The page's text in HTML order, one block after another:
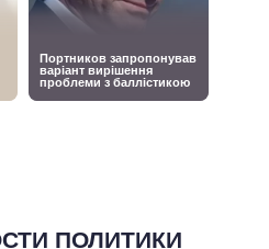
ПОЛИТИКИ